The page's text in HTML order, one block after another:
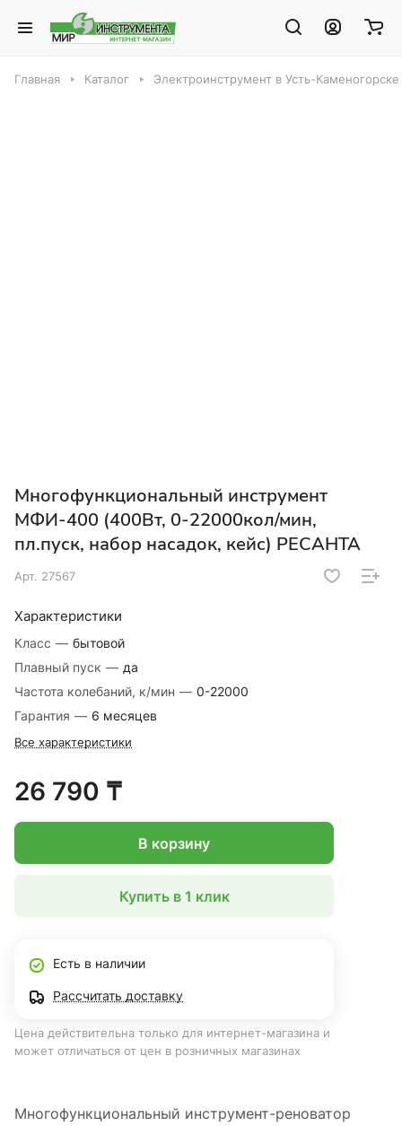
Главная Каталог Электроинструмент в Усть-Каменогорске
Многофункциональный инструмент
МФИ-400 (400Вт, 0-22000кол/мин,
пл.пуск, набор насадок, кейс) РЕСАНТА
Арт. 27567
Характеристики
Класс — бытовой
Плавный пуск — да
Частота колебаний, к/мин — 0-22000
Гарантия — 6 месяцев
Все характеристики
26 790 ₸
В корзину
Купить в 1 клик
Есть в наличии
Рассчитать доставку
Цена действительна только для интернет-магазина и
может отличаться от цен в розничных магазинах
Многофункциональный инструмент-реноватор